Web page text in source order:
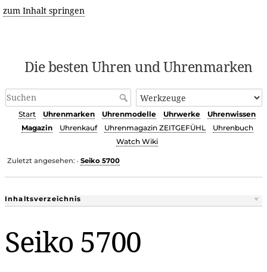
zum Inhalt springen
Die besten Uhren und Uhrenmarken
Start Uhrenmarken Uhrenmodelle Uhrwerke
Uhrenwissen
Magazin
Uhrenkauf Uhrenmagazin ZEITGEFÜHL
Uhrenbuch
Watch Wiki
Zuletzt angesehen: • Seiko 5700
Inhaltsverzeichnis
Seiko 5700